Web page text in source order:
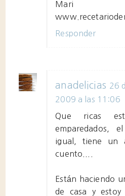
Mari
Responder
anadelicias 26
2009 a las 11:06
Que ricas
emparedados,
igual, tiene un
cuento....
Están haciendo
de casa y estoy